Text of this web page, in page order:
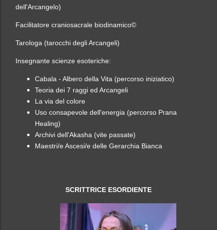
dell'Arcangelo)
Facilitatore craniosacrale biodinamico©
Tarologa (tarocchi degli Arcangeli)
Insegnante scienze esoteriche:
Cabala - Albero della Vita (percorso iniziatico)
Teoria dei 7 raggi ed Arcangeli
La via del colore
Uso consapevole dell'energia (percorso Prana
Healing)
Archivi dell'Akasha (vite passate)
Maestri/e Ascesi/e delle Gerarchia Bianca
SCRITTRICE ESORDIENTE